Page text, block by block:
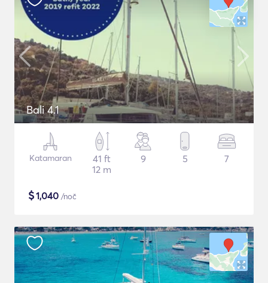
Bali 4.1
Katamaran
41 ft
12 m
9 5 7
$1,040 /noč